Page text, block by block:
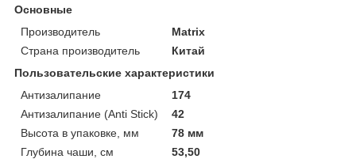
Основные
Производитель
Matrix
Страна производитель
Китай
Пользовательские характеристики
Антизалипание
174
Антизалипание (Anti Stick)
42
Высота в упаковке, мм
78 мм
Глубина чаши, см
53,50